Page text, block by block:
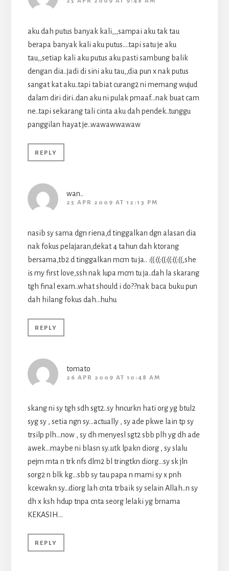
aku dah putus banyak kali,,,sampai aku tak tau
berapa banyak kali aku putus….tapi satu je aku
tau,,setiap kali aku putus aku pasti sambung balik
dengan dia..jadi di sini aku tau,,dia pun x nak putus
sangat kat aku..tapi tabiat curang2 ni memang wujud
dalam diri diri..dan aku ni pulak pmaaf…nak buat cam
ne..tapi sekarang tali cinta aku dah pendek..tunggu
panggilan hayat je..wawawwawaw
REPLY
wan..
25 APR 2009 AT 12:13 PM
nasib sy sama dgn riena,d tinggalkan dgn alasan dia
nak fokus pelajaran,dekat 4 tahun dah ktorang
bersama,tb2 d tinggalkan mcm tu ja.. :((:((:((:((:((:((,she
is my first love,ssh nak lupa mcm tu ja..dah la skarang
tgh final exam..what should i do??nak baca buku pun
dah hilang fokus dah…huhu
REPLY
tomato
26 APR 2009 AT 10:48 AM
skang ni sy tgh sdh sgt2..sy hncurkn hati org yg btul2
syg sy , setia ngn sy…actually , sy ade pkwe lain tp sy
trsilp plh…now , sy dh menyesl sgt2 sbb plh yg dh ade
awek…maybe ni blasn sy..utk lpakn diorg , sy slalu
pejm mta n trk nfs dlm2 bl tringtkn diorg…sy sk jln
sorg2 n blk kg…sbb sy tau papa n mami sy x pnh
kcewakn sy…diorg lah cnta trbaik sy selain Allah..n sy
dh x ksh hdup tnpa cnta seorg lelaki yg brnama
KEKASIH…
REPLY